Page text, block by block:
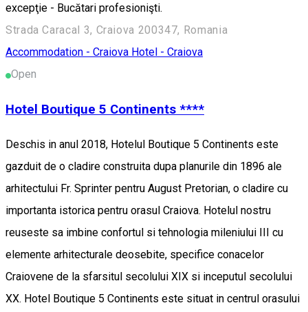
excepţie - Bucătari profesionişti.
Strada Caracal 3, Craiova 200347, Romania
Accommodation - Craiova Hotel - Craiova
Open
Hotel Boutique 5 Continents ****
Deschis in anul 2018, Hotelul Boutique 5 Continents este
gazduit de o cladire construita dupa planurile din 1896 ale
arhitectului Fr. Sprinter pentru August Pretorian, o cladire cu
importanta istorica pentru orasul Craiova. Hotelul nostru
reuseste sa imbine confortul si tehnologia mileniului III cu
elemente arhitecturale deosebite, specifice conacelor
Craiovene de la sfarsitul secolului XIX si inceputul secolului
XX. Hotel Boutique 5 Continents este situat in centrul orasului